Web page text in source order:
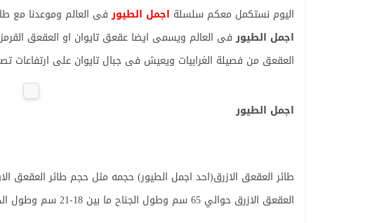
اليوم نستكمل معكم سلسلة اجمل الطيورفى العالم وموعدنا مع
اجمل الطيورفى العالم ويسمى ايضا عقعق تايوان او العقعق
العقعق من فصيلة الغرابيات ويعيش فى جبال تايوان على ارتفاعات تصل الى
اجمل الطيور
طائر العقعق الازرق(احد اجمل الطيور) حجمه مثل حجم طائر
العقعق الازرق حوالي 65 سم وطول الجناح ما بين 18-21 سم وطول الذيل 40سم فى الطول.